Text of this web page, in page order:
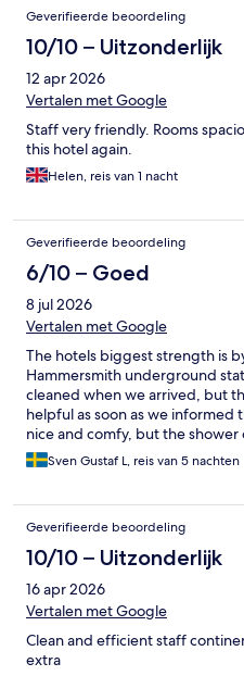
Geverifieerde beoordeling
10/10 – Uitzonderlijk
12 apr 2026
Vertalen met Google
Staff very friendly. Rooms
this hotel again.
Helen, reis van 1 nacht
Geverifieerde beoordeling
6/10 – Goed
8 jul 2026
Vertalen met Google
The hotels biggest strength is
Hammersmith underground
cleaned when we arrived, but
helpful as soon as we
nice and comfy, but the
satisfy. I'll finish on a positive
a thing from the outside.
Sven Gustaf L, reis van 5 nachten
Geverifieerde beoordeling
10/10 – Uitzonderlijk
16 apr 2026
Vertalen met Google
Clean and efficient staff
extra